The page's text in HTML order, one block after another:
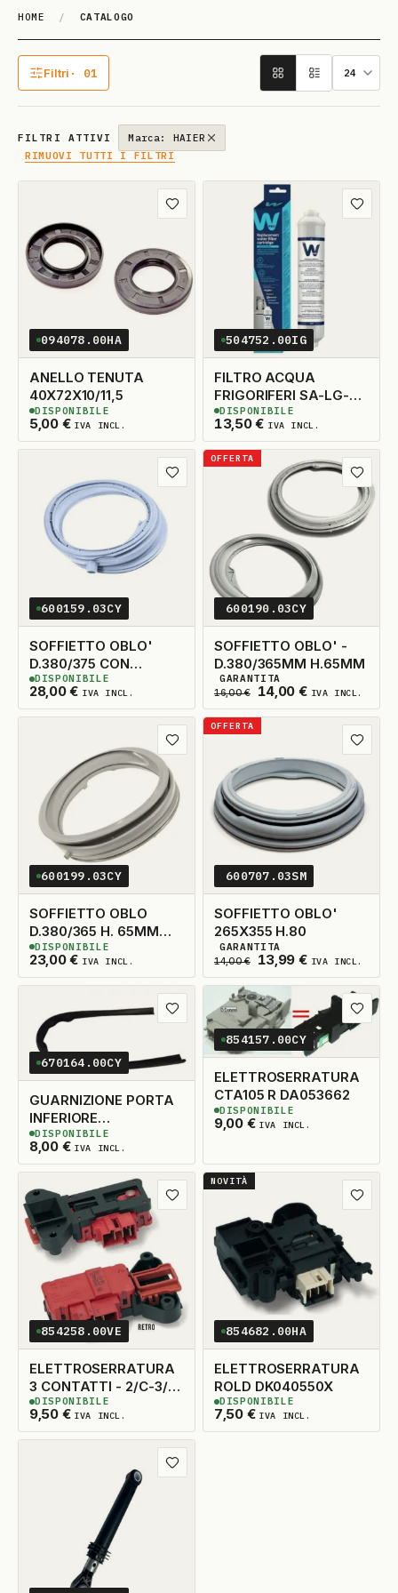
HOME / CATALOGO
Catalogo
Filtri · 01
1 filtro attivo
FILTRI ATTIVI
Marca: HAIER
RIMUOVI TUTTI I FILTRI
Aggiungi ai preferiti
094078.00HA
ANELLO TENUTA
40X72X10/11,5
5,00 € IVA INCL.
5DISPONIBILI
DISPONIBILE
504752.00IG
FILTRO ACQUA
FRIGORIFERI SA-LG-
WH CON TUBICINO
CHE ENTRA DENTRO
13,50€ IVA INCL.
3DISPONIBILI
DISPONIBILE
Aggiungi ai preferiti
600159.03CY
SOFFIETTO OBLO'
D.380/375 CON
PISTOLOTTO H-70
28,00€ IVA INCL.
1DISPONIBILE
DISPONIBILE
OFFERTA
600190.03CY
SOFFIETTO OBLO' -
D.380/365MM H.65MM
16,00€ Il prezzo originale
14,00 €Il prezzo
IVA INCL.
3DISPONIBILI
GARANTITA
Aggiungi ai preferiti
600199.03CY
SOFFIETTO OBLO
D.380/365 H. 65MM
CON TUBETTO
23,00€ IVA INCL.
1DISPONIBILE
DISPONIBILE
OFFERTA
600707.03SM
SOFFIETTO OBLO'
265X355 H.80
14,00€ Il prezzo originale
13,99 €Il prezzo
IVA INCL.
2DISPONIBILI
GARANTITA
Aggiungi ai preferiti
670164.00CY
GUARNIZIONE PORTA
INFERIORE
LAVASTOVIGLIE
540X18
8,00 € IVA INCL.
3DISPONIBILI
DISPONIBILE
854157.00CY
ELETTROSERRATURA
CTA105 R DA053662
9,00 € IVA INCL.
2DISPONIBILI
DISPONIBILE
Aggiungi ai preferiti
854258.00VE
ELETTROSERRATURA
3 CONTATTI - 2/C-3/L-
1/N VESTEL
9,50 € IVA INCL.
5DISPONIBILI
DISPONIBILE
NOVITÀ
854682.00HA
ELETTROSERRATURA
ROLD DK040550X
7,50 € IVA INCL.
2DISPONIBILI
DISPONIBILE
Aggiungi ai preferiti